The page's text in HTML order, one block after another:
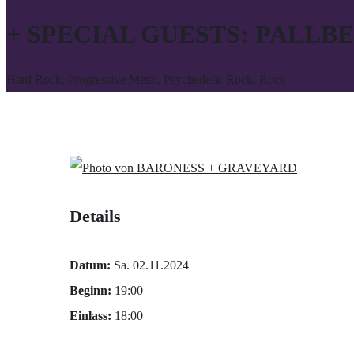
+ SPECIAL GUESTS:
Hard Rock, Progressive Metal, Psychedelic Rock, Rock
Details
Datum: Sa. 02.11.2024
Beginn: 19:00
Einlass: 18:00